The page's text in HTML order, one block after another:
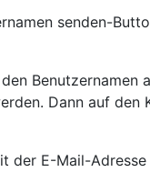
senden-
Benutzernamen
Dann auf
E-Mail-